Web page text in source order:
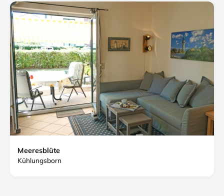
Meeresblüte
Kühlungsborn